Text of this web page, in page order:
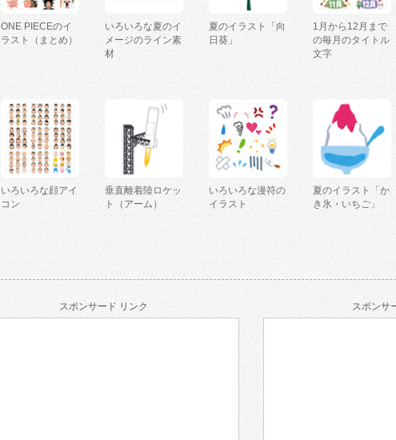
ONE PIECEのイ
ラスト（まとめ）
いろいろな夏のイ
メージのライン素
材
夏のイラスト「向
日葵」
1月から12月まで
の毎月のタイトル
文字
いろいろな顔アイ
コン
垂直離着陸ロケッ
ト（アーム）
いろいろな漫符の
イラスト
夏のイラスト「か
き氷・いちご」
スポンサード リンク スポンサ